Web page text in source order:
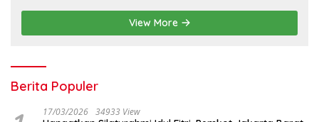
View More
Berita Populer
17/03/2026 34933 View